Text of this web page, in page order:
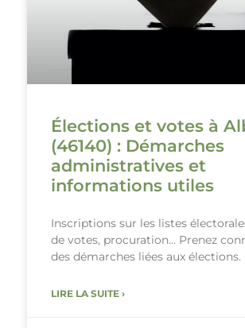
Élections et votes à
(46140) : Démarches
administratives et
informations utiles
Inscriptions sur les listes
de votes, procuration… Prenez
des démarches liées aux élections.
LIRE LA SUITE ›